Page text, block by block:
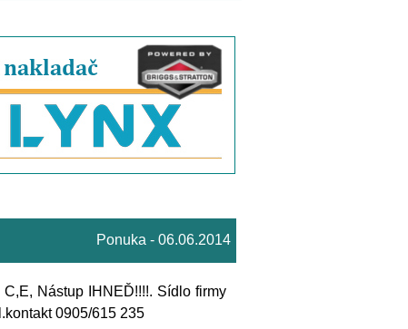
Ponuka - 06.06.2014
Nástup IHNEĎ!!!!. Sídlo firmy
0905/615 235